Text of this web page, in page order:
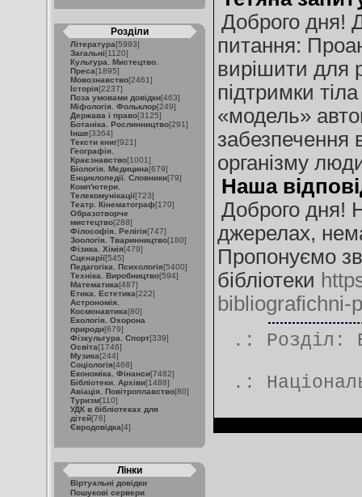
Розділи
Література[5993]
Загальні[1120]
Культура. Мистецтво.
Преса[1895]
Мовознавство[2461]
Історія[2237]
Поза умовами довідки[463]
Міфологія. Фольклор[249]
Держава і право[3125]
Ботаніка. Рослинництво[291]
Інше[3364]
Тексти книг[921]
Географія.
Краєзнавство[1001]
Біологія. Медицина[679]
Енциклопедії. Словники[79]
Комп'ютери.
Телекомунікації[723]
Театр. Кінематограф[170]
Образотворче
мистецтво[288]
Філософія. Релігія[747]
Зоологія. Тваринництво[180]
Фізика. Хімія[479]
Сценарії[545]
Педагогіка. Психологія[5400]
Техніка. Виробництво[594]
Математика[487]
Етика. Естетика[222]
Астрономія.
Космонавтика[80]
Екологія. Охорона
природи[679]
Фізкультура. Спорт[339]
Освіта[1746]
Музика[244]
Соціологія[468]
Економіка. Фінанси[7482]
Бібліотеки. Архіви[1488]
Авіація. Повітроплавство[80]
Туризм[110]
УДК в бібліотеках для
дітей[76]
Євродовідка[4]
Лінки
Віртуальні довідки
Пошукові сервери
Доброго дня!
питання:
вирішити для
підтримки
«модель»
забезпечення
організму
Наша
Доброго дня!
джерелах,
Пропонуємо
бібліотеки
bibliografichni-
.: Розділ:
.: